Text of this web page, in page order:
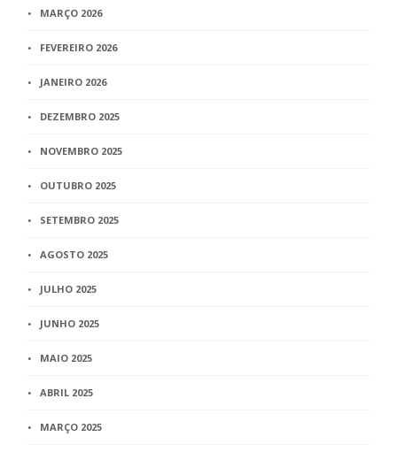
MARÇO 2026
FEVEREIRO 2026
JANEIRO 2026
DEZEMBRO 2025
NOVEMBRO 2025
OUTUBRO 2025
SETEMBRO 2025
AGOSTO 2025
JULHO 2025
JUNHO 2025
MAIO 2025
ABRIL 2025
MARÇO 2025